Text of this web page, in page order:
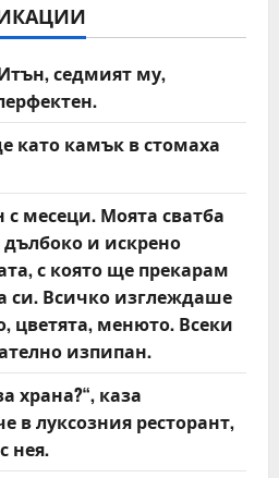
седмият му,
като камък в стомаха
с месеци. Моята сватба
и искрено
с която ще прекарам
си. Всичко изглеждаше
цветята, менюто. Всеки
изпипан.
храна?“, каза
в луксозния ресторант,
нея.